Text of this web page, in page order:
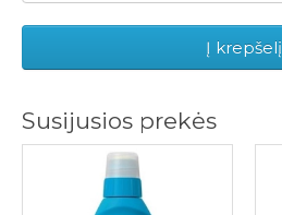
Į krepšelį
Susijusios prekės